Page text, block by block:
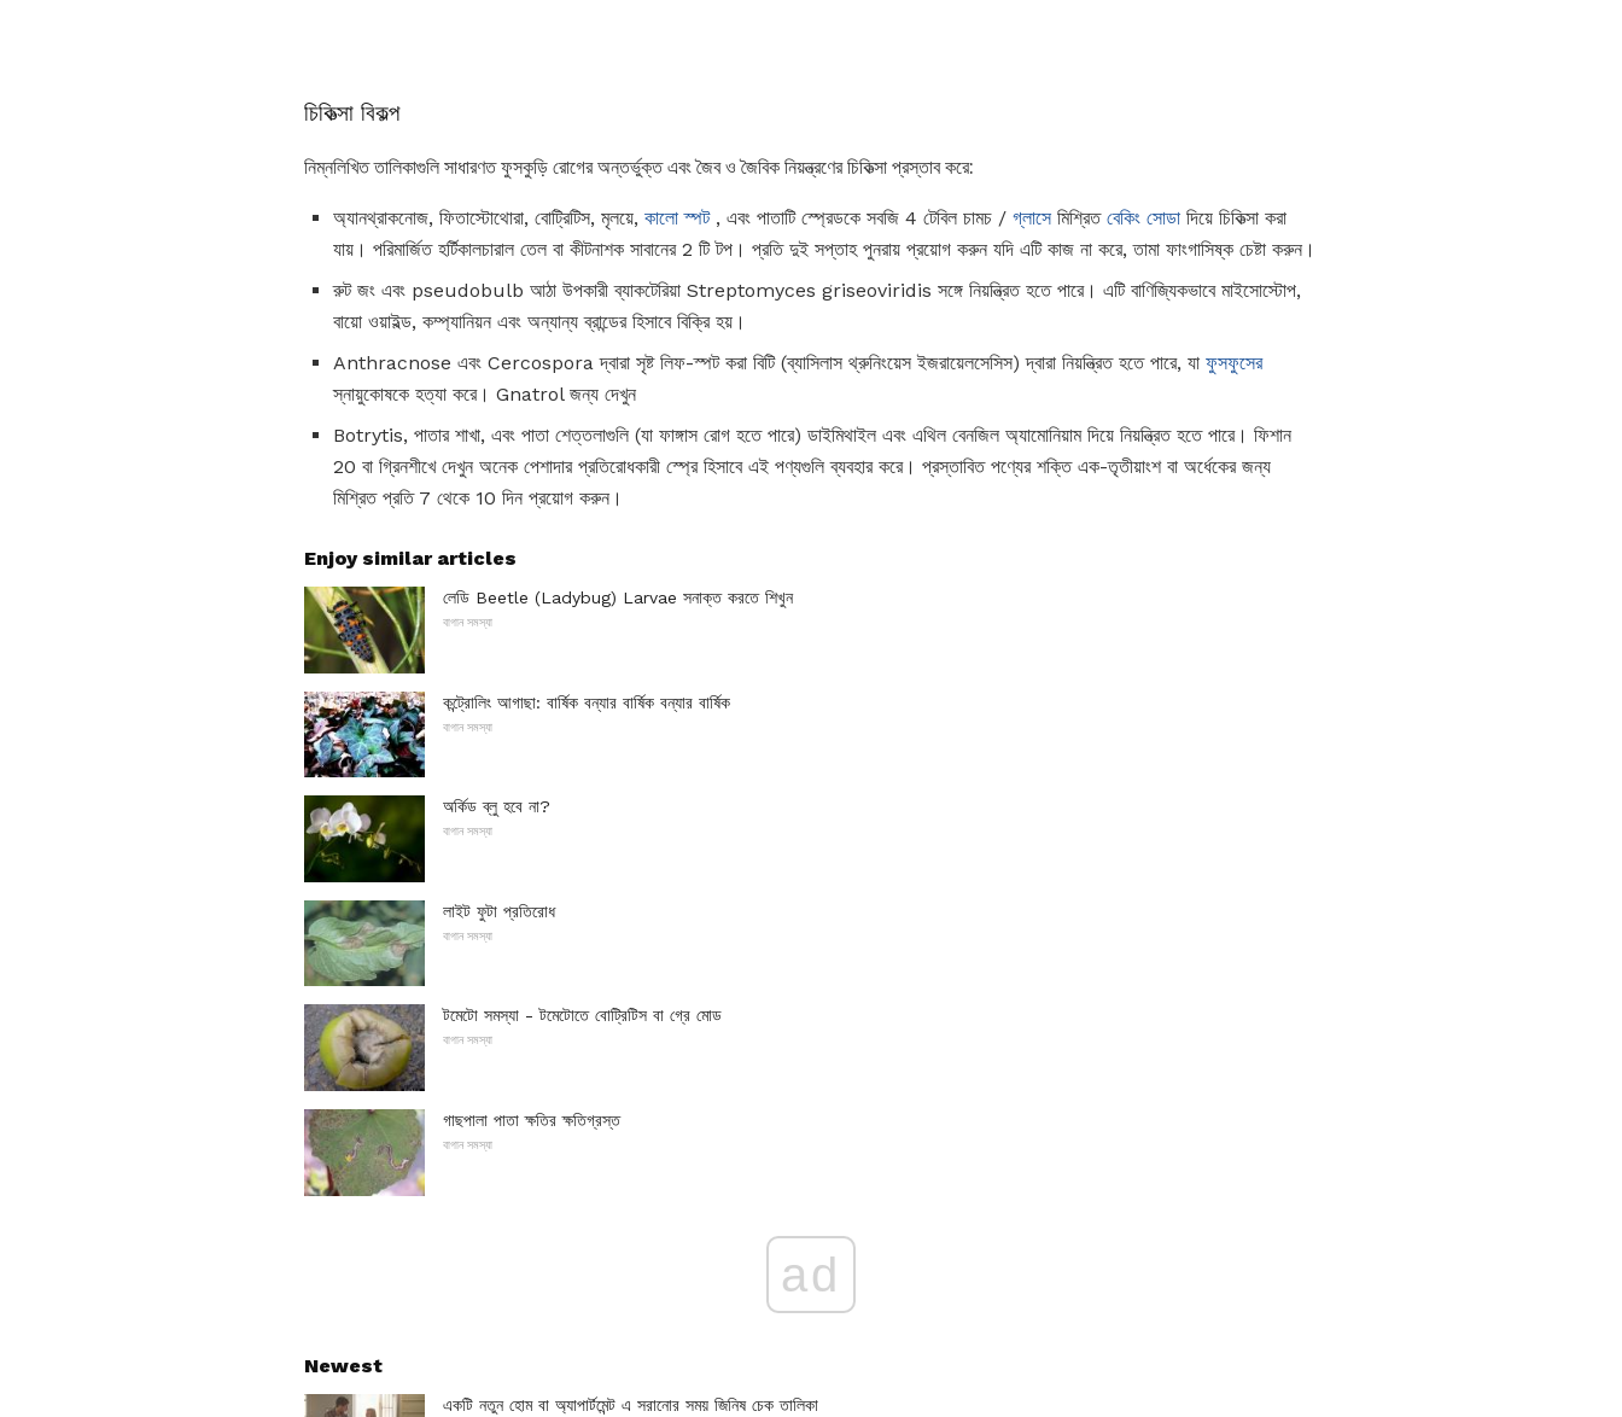
চিকিত্সা বিকল্প
নিম্নলিখিত তালিকাগুলি সাধারণত ফুসকুড়ি রোগের অন্তর্ভুক্ত এবং জৈব ও জৈবিক নিয়ন্ত্রণের চিকিত্সা প্রস্তাব করে:
অ্যানথ্রাকনোজ, ফিতাস্টোথোরা, বোট্রিটিস, মৃলয়ে, কালো স্পট, এবং পাতাটি স্প্রেডকে সবজি 4 টেবিল চামচ / গ্লাসেমিশ্রিত বেকিং সোডা দিয়ে চিকিত্সা করা
যায়। পরিমার্জিত হর্টিকালচারাল তেল বা কীটনাশক সাবানের 2 টি টপ। প্রতি দুই সপ্তাহ পুনরায় প্রয়োগ করুন যদি এটি কাজ না করে, তামা ফাংগাসিষ্ক চেষ্টা করুন।
রুট জং এবং pseudobulb আঠা উপকারী ব্যাকটেরিয়া Streptomyces griseoviridis সঙ্গে নিয়ন্ত্রিত হতে পারে। এটি বাণিজ্যিকভাবে মাইসোস্টোপ,
বায়ো ওয়াইল্ড, কম্প্যানিয়ন এবং অন্যান্য ব্রান্ডের হিসাবে বিক্রি হয়।
Anthracnose এবং Cercospora দ্বারা সৃষ্ট লিফ-স্পট করা বিটি (ব্যাসিলাস থ্রুনিংয়েস ইজরায়েলসেসিস) দ্বারা নিয়ন্ত্রিত হতে পারে, যা ফুসফুসের
স্নায়ুকোষকে হত্যা করে। Gnatrol জন্য দেখুন
Botrytis, পাতার শাখা, এবং পাতা শেত্তলাগুলি (যা ফাঙ্গাস রোগ হতে পারে) ডাইমিথাইল এবং এথিল বেনজিল অ্যামোনিয়াম দিয়ে নিয়ন্ত্রিত হতে পারে। ফিশান
20 বা গ্রিনশীখে দেখুন অনেক পেশাদার প্রতিরোধকারী স্প্রে হিসাবে এই পণ্যগুলি ব্যবহার করে। প্রস্তাবিত পণ্যের শক্তি এক-তৃতীয়াংশ বা অর্ধেকের জন্য
মিশ্রিত প্রতি 7 থেকে 10 দিন প্রয়োগ করুন।
Enjoy similar articles
লেডি Beetle (Ladybug) Larvae সনাক্ত করতে শিখুন
বাগান সমস্যা
কন্ট্রোলিং আগাছা: বার্ষিক বন্যার বার্ষিক বন্যার বার্ষিক
বাগান সমস্যা
অর্কিড ব্লু হবে না?
বাগান সমস্যা
লাইট ফুটা প্রতিরোধ
বাগান সমস্যা
টমেটো সমস্যা - টমেটোতে বোট্রিটিস বা গ্রে মোড
বাগান সমস্যা
গাছপালা পাতা ক্ষতির ক্ষতিগ্রস্ত
বাগান সমস্যা
ad
Newest
একটি নতুন হোম বা অ্যাপার্টমেন্ট এ সরানোর সময় জিনিষ চেক তালিকা